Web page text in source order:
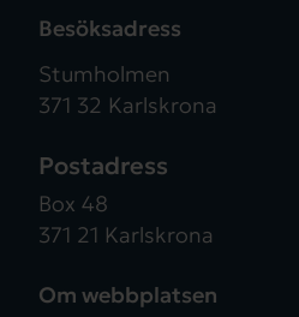
Besöksadress
Stumholmen
371 32 Karlskrona
Postadress
Box 48
371 21 Karlskrona
Om webbplatsen